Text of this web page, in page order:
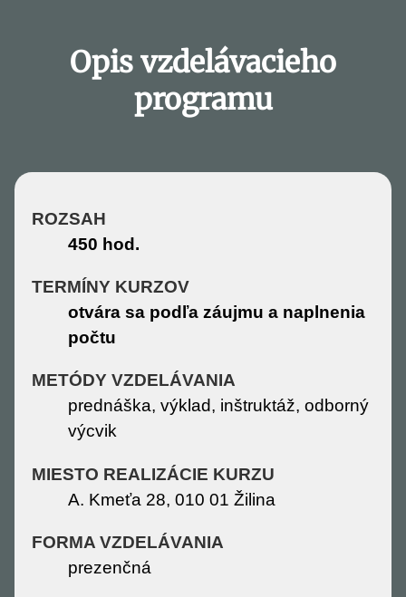
Opis vzdelávacieho
programu
ROZSAH
450 hod.
TERMÍNY KURZOV
otvára sa podľa záujmu a naplnenia
počtu
METÓDY VZDELÁVANIA
prednáška, výklad, inštruktáž, odborný
výcvik
MIESTO REALIZÁCIE KURZU
A. Kmeťa 28, 010 01 Žilina
FORMA VZDELÁVANIA
prezenčná